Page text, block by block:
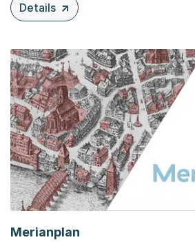
Details
zu diesem Inhalt: Geodaten-Shop
Merianplan